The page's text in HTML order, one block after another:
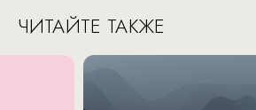
ЧИТАЙТЕ ТАКЖЕ